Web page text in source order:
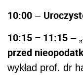
10:00 –
10:15 – 11:15 – „
przed
wykład prof. dr